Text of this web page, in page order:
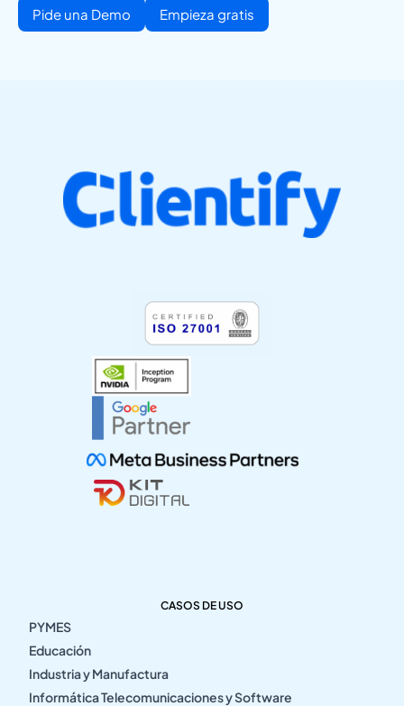
Pide una Demo Empieza gratis
CASOS DE USO
PYMES
Educación
Industria y Manufactura
Informática Telecomunicaciones y Software